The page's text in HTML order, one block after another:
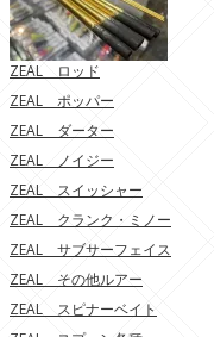
ZEAL ロッド
ZEAL ポッパー
ZEAL ダーター
ZEAL ノイジー
ZEAL スイッシャー
ZEAL クランク・ミノー
ZEAL サブサーフェイス
ZEAL その他ルアー
ZEAL スピナーベイト